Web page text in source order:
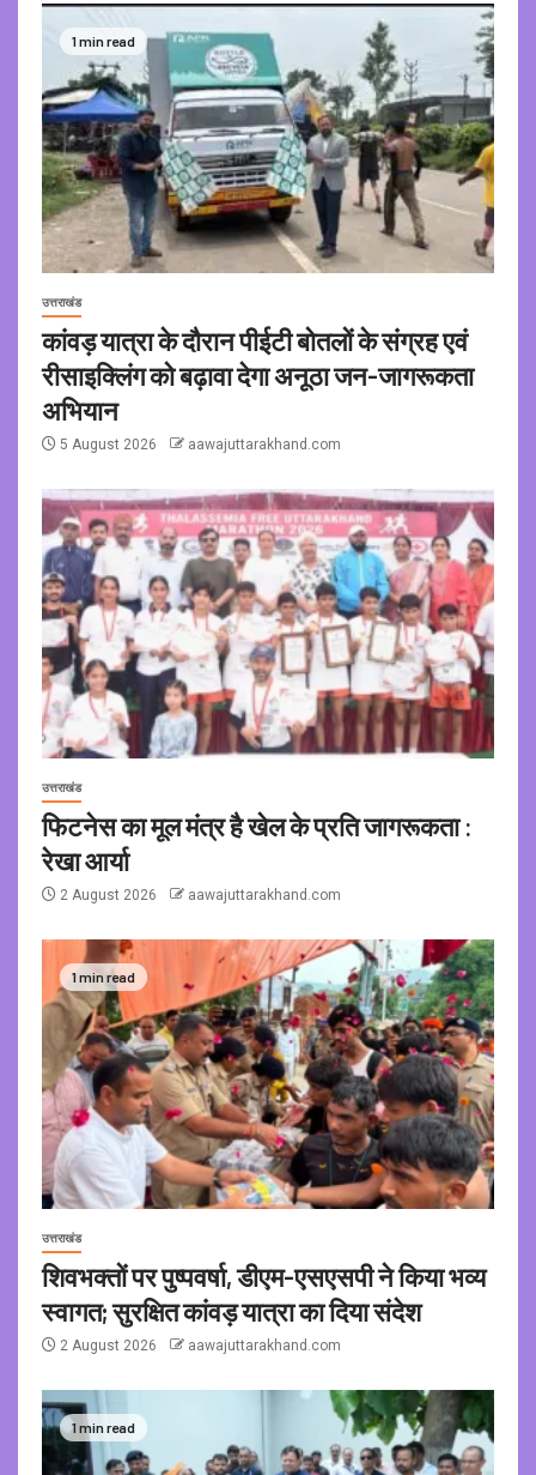
1 min read
उत्तराखंड
कांवड़ यात्रा के दौरान पीईटी बोतलों के संग्रह एवं
रीसाइक्लिंग को बढ़ावा देगा अनूठा जन-जागरूकता
अभियान
5 August 2026 aawajuttarakhand.com
उत्तराखंड
फिटनेस का मूल मंत्र है खेल के प्रति जागरूकता :
रेखा आर्या
2 August 2026 aawajuttarakhand.com
1 min read
उत्तराखंड
शिवभक्तों पर पुष्पवर्षा, डीएम-एसएसपी ने किया भव्य
स्वागत; सुरक्षित कांवड़ यात्रा का दिया संदेश
2 August 2026 aawajuttarakhand.com
1 min read